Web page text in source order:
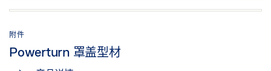
附件
Powerturn 罩盖型材